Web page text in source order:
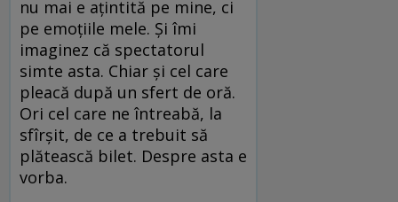
nu mai e ațintită pe mine, ci
pe emoțiile mele. Și îmi
imaginez că spectatorul
simte asta. Chiar și cel care
pleacă după un sfert de oră.
Ori cel care ne întreabă, la
sfîrșit, de ce a trebuit să
plătească bilet. Despre asta e
vorba.